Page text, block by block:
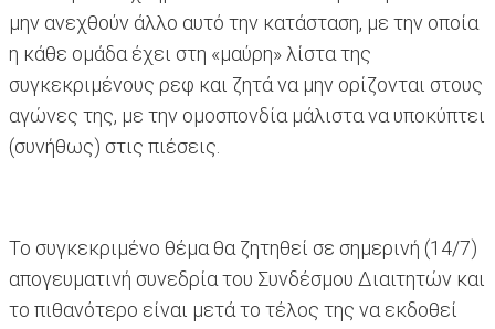
μην ανεχθούν άλλο αυτό την κατάσταση, με την οποία
η κάθε ομάδα έχει στη «μαύρη» λίστα της
συγκεκριμένους ρεφ και ζητά να μην ορίζονται στους
αγώνες της, με την ομοσπονδία μάλιστα να υποκύπτει
(συνήθως) στις πιέσεις.
Το συγκεκριμένο θέμα θα ζητηθεί σε σημερινή (14/7)
απογευματινή συνεδρία του Συνδέσμου Διαιτητών και
το πιθανότερο είναι μετά το τέλος της να εκδοθεί